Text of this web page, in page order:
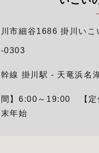
市細谷1686 掛川いこ
0303
線 掛川駅 - 天竜浜名
間】6:00～19:00 【定
年始